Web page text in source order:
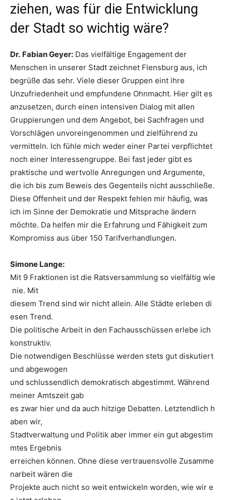
ziehen, was für die Entwicklung
der Stadt so wichtig wäre?
Dr. Fabian Geyer: Das vielfältige Engagement der
Menschen in unserer Stadt zeichnet Flensburg aus, ich
begrüße das sehr. Viele dieser Gruppen eint ihre
Unzufriedenheit und empfundene Ohnmacht. Hier gilt es
anzusetzen, durch einen intensiven Dialog mit allen
Gruppierungen und dem Angebot, bei Sachfragen und
Vorschlägen unvoreingenommen und zielführend zu
vermitteln. Ich fühle mich weder einer Partei verpflichtet
noch einer Interessengruppe. Bei fast jeder gibt es
praktische und wertvolle Anregungen und Argumente,
die ich bis zum Beweis des Gegenteils nicht ausschließe.
Diese Offenheit und der Respekt fehlen mir häufig, was
ich im Sinne der Demokratie und Mitsprache ändern
möchte. Da helfen mir die Erfahrung und Fähigkeit zum
Kompromiss aus über 150 Tarifverhandlungen.
Simone Lange:
Mit 9 Fraktionen ist die Ratsversammlung so vielfältig wie
nie. Mit
diesem Trend sind wir nicht allein. Alle Städte erleben di
esen Trend.
Die politische Arbeit in den Fachausschüssen erlebe ich
konstruktiv.
Die notwendigen Beschlüsse werden stets gut diskutiert
und abgewogen
und schlussendlich demokratisch abgestimmt. Während
meiner Amtszeit gab
es zwar hier und da auch hitzige Debatten. Letztendlich h
aben wir,
Stadtverwaltung und Politik aber immer ein gut abgestim
mtes Ergebnis
erreichen können. Ohne diese vertrauensvolle Zusamme
narbeit wären die
Projekte auch nicht so weit entwickeln worden, wie wir e